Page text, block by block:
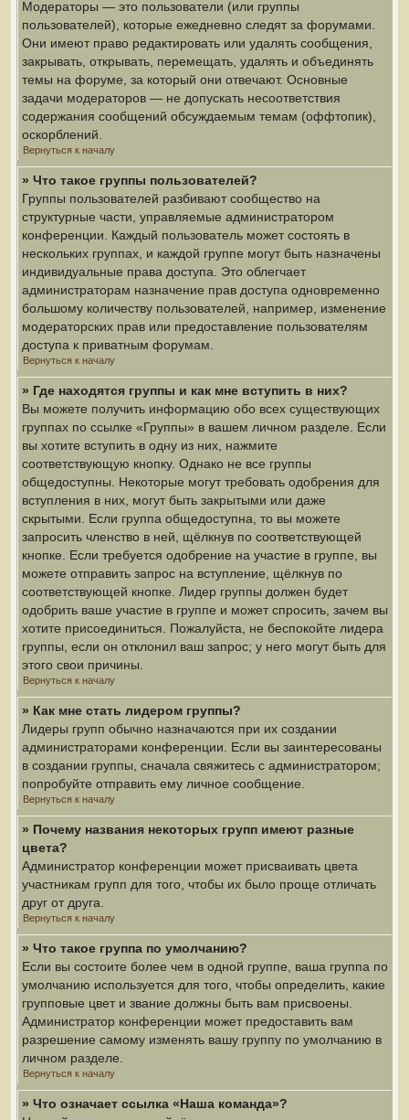
Модераторы — это пользователи (или группы
пользователей), которые ежедневно следят за форумами.
Они имеют право редактировать или удалять сообщения,
закрывать, открывать, перемещать, удалять и объединять
темы на форуме, за который они отвечают. Основные
задачи модераторов — не допускать несоответствия
содержания сообщений обсуждаемым темам (оффтопик),
оскорблений.
Вернуться к началу
» Что такое группы пользователей?
Группы пользователей разбивают сообщество на
структурные части, управляемые администратором
конференции. Каждый пользователь может состоять в
нескольких группах, и каждой группе могут быть назначены
индивидуальные права доступа. Это облегчает
администраторам назначение прав доступа одновременно
большому количеству пользователей, например, изменение
модераторских прав или предоставление пользователям
доступа к приватным форумам.
Вернуться к началу
» Где находятся группы и как мне вступить в них?
Вы можете получить информацию обо всех существующих
группах по ссылке «Группы» в вашем личном разделе. Если
вы хотите вступить в одну из них, нажмите
соответствующую кнопку. Однако не все группы
общедоступны. Некоторые могут требовать одобрения для
вступления в них, могут быть закрытыми или даже
скрытыми. Если группа общедоступна, то вы можете
запросить членство в ней, щёлкнув по соответствующей
кнопке. Если требуется одобрение на участие в группе, вы
можете отправить запрос на вступление, щёлкнув по
соответствующей кнопке. Лидер группы должен будет
одобрить ваше участие в группе и может спросить, зачем вы
хотите присоединиться. Пожалуйста, не беспокойте лидера
группы, если он отклонил ваш запрос; у него могут быть для
этого свои причины.
Вернуться к началу
» Как мне стать лидером группы?
Лидеры групп обычно назначаются при их создании
администраторами конференции. Если вы заинтересованы
в создании группы, сначала свяжитесь с администратором;
попробуйте отправить ему личное сообщение.
Вернуться к началу
» Почему названия некоторых групп имеют разные
цвета?
Администратор конференции может присваивать цвета
участникам групп для того, чтобы их было проще отличать
друг от друга.
Вернуться к началу
» Что такое группа по умолчанию?
Если вы состоите более чем в одной группе, ваша группа по
умолчанию используется для того, чтобы определить, какие
групповые цвет и звание должны быть вам присвоены.
Администратор конференции может предоставить вам
разрешение самому изменять вашу группу по умолчанию в
личном разделе.
Вернуться к началу
» Что означает ссылка «Наша команда»?